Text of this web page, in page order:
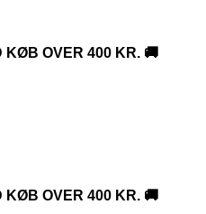
KØB OVER 400 KR. 🚚
KØB OVER 400 KR. 🚚